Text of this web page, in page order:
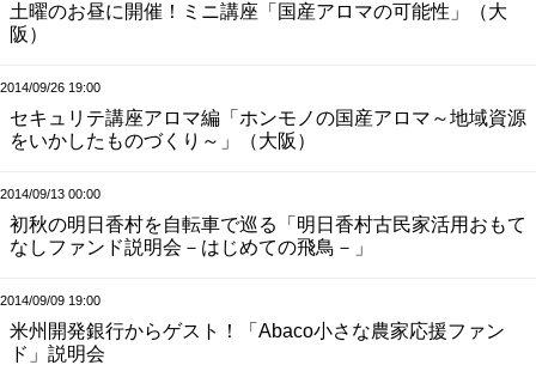
土曜のお昼に開催！ミニ講座「国産アロマの可能性」（大
阪）
2014/09/26 19:00
セキュリテ講座アロマ編「ホンモノの国産アロマ～地域資源
をいかしたものづくり～」（大阪）
2014/09/13 00:00
初秋の明日香村を自転車で巡る「明日香村古民家活用おもて
なしファンド説明会－はじめての飛鳥－」
2014/09/09 19:00
米州開発銀行からゲスト！「Abaco小さな農家応援ファン
ド」説明会